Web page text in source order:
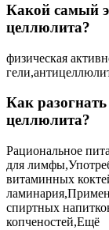
Какой самый
целлюлита?
физическая
Как
целлюлита?
Рациональное
для
витаминных
спиртных
копченостей,Ещё